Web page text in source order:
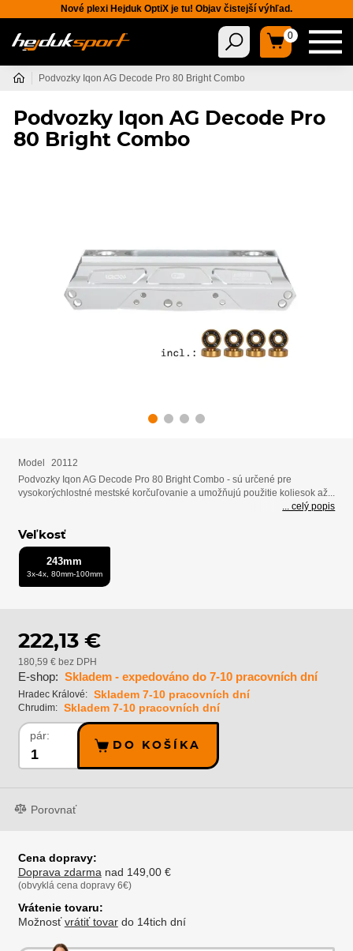
Nové plexi Hejduk OptiX je tu! Objav čistejší výhľad.
0
Podvozky Iqon AG Decode Pro 80 Bright Combo
Podvozky Iqon AG Decode Pro
80 Bright Combo
Model
20112
Podvozky Iqon AG Decode Pro 80 Bright Combo - sú určené pre
vysokorýchlostné mestské korčuľovanie a umožňujú použitie koliesok až...
... celý popis
Veľkosť
243mm
3x-4x, 80mm-100mm
222,13 €
180,59 € bez DPH
E-shop: Skladem - expedováno do 7-10 pracovních dní
Hradec Králové: Skladem 7-10 pracovních dní
Chrudim: Skladem 7-10 pracovních dní
pár:
DO KOŠÍKA
Porovnať
Cena dopravy:
Doprava zdarma nad 149,00 €
(obvyklá cena dopravy 6€)
Vrátenie tovaru:
Možnosťvrátiť tovardo 14tich dní